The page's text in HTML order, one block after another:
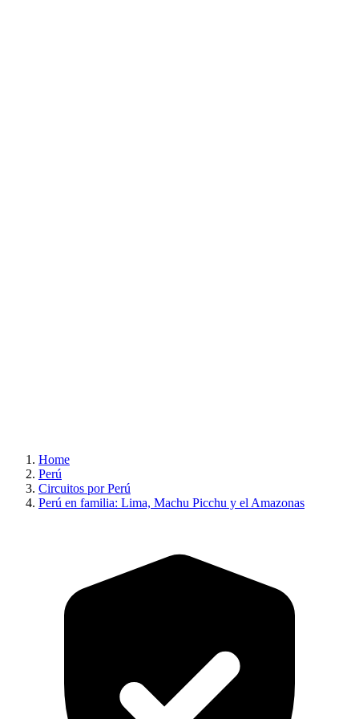
Home
Perú
Circuitos por Perú
Perú en familia: Lima, Machu Picchu y el Amazonas